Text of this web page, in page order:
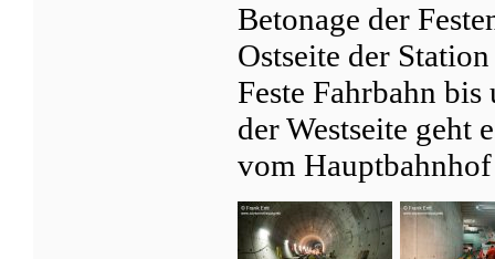
Betonage der
Ostseite der
Feste Fahrbahn
der Westseite geht
vom